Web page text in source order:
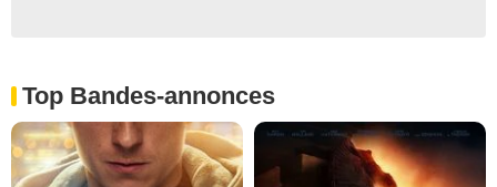
Top Bandes-annonces